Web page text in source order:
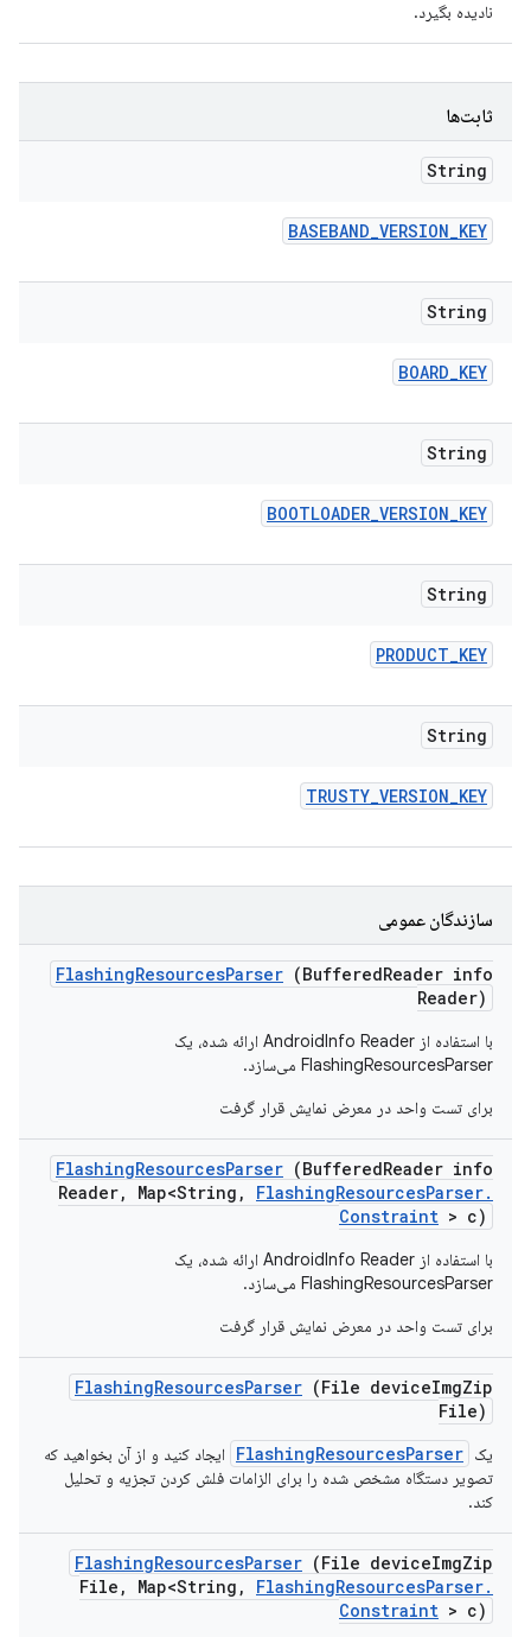
نادیده بگیرد.
ثابت‌ها
String
BASEBAND_VERSION_KEY
String
BOARD_KEY
String
BOOTLOADER_VERSION_KEY
String
PRODUCT_KEY
String
TRUSTY_VERSION_KEY
سازندگان عمومی
FlashingResourcesParser (BufferedReader info
Reader)
با استفاده از AndroidInfo Reader ارائه شده، یک
FlashingResourcesParser می‌سازد.
برای تست واحد در معرض نمایش قرار گرفت
FlashingResourcesParser (BufferedReader info
Reader, Map<String , FlashingResourcesParser.
Constraint > c)
با استفاده از AndroidInfo Reader ارائه شده، یک
FlashingResourcesParser می‌سازد.
برای تست واحد در معرض نمایش قرار گرفت
FlashingResourcesParser (File deviceImgZip
File)
یک FlashingResourcesParser
ایجاد کنید و از آن بخواهید که
تصویر دستگاه مشخص شده را برای الزامات فلش کردن تجزیه و تحلیل
کند.
FlashingResourcesParser (File deviceImgZip
File , Map<String , FlashingResourcesParser.
Constraint > c)